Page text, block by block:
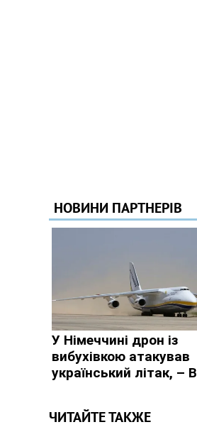
ЧИТАЙТЕ ТАКЖЕ